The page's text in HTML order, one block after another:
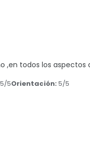
todos los aspectos
5/5Orientación: 5/5